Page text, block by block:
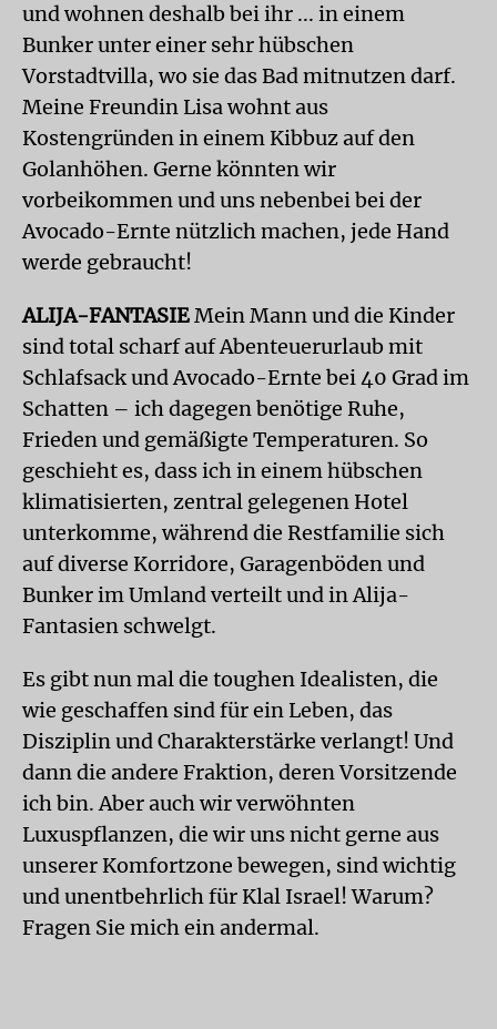
und wohnen deshalb bei ihr ... in einem
Bunker unter einer sehr hübschen
Vorstadtvilla, wo sie das Bad mitnutzen darf.
Meine Freundin Lisa wohnt aus
Kostengründen in einem Kibbuz auf den
Golanhöhen. Gerne könnten wir
vorbeikommen und uns nebenbei bei der
Avocado-Ernte nützlich machen, jede Hand
werde gebraucht!
ALIJA-FANTASIEMein Mann und die Kinder
sind total scharf auf Abenteuerurlaub mit
Schlafsack und Avocado-Ernte bei 40 Grad im
Schatten – ich dagegen benötige Ruhe,
Frieden und gemäßigte Temperaturen. So
geschieht es, dass ich in einem hübschen
klimatisierten, zentral gelegenen Hotel
unterkomme, während die Restfamilie sich
auf diverse Korridore, Garagenböden und
Bunker im Umland verteilt und in Alija-
Fantasien schwelgt.
Es gibt nun mal die toughen Idealisten, die
wie geschaffen sind für ein Leben, das
Disziplin und Charakterstärke verlangt! Und
dann die andere Fraktion, deren Vorsitzende
ich bin. Aber auch wir verwöhnten
Luxuspflanzen, die wir uns nicht gerne aus
unserer Komfortzone bewegen, sind wichtig
und unentbehrlich für Klal Israel! Warum?
Fragen Sie mich ein andermal.